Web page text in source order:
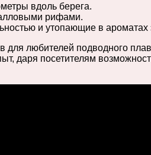
вдоль берега.
рифами.
и утопающие в ароматах
для любителей подводного
даря посетителям